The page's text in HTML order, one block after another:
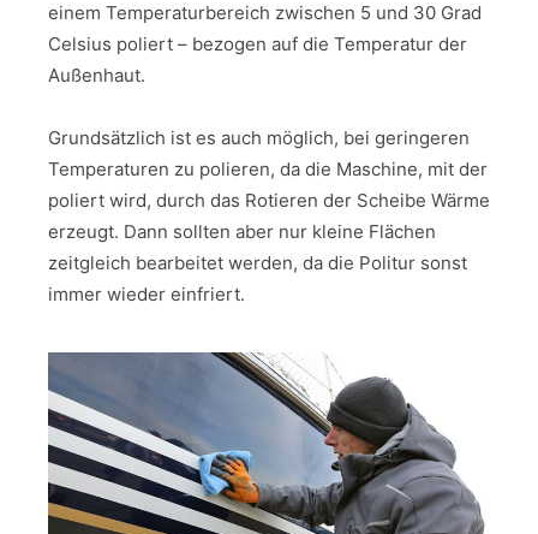
einem Temperaturbereich zwischen 5 und 30 Grad
Celsius poliert – bezogen auf die Temperatur der
Außenhaut.
Grundsätzlich ist es auch möglich, bei geringeren
Temperaturen zu polieren, da die Maschine, mit der
poliert wird, durch das Rotieren der Scheibe Wärme
erzeugt. Dann sollten aber nur kleine Flächen
zeitgleich bearbeitet werden, da die Politur sonst
immer wieder einfriert.